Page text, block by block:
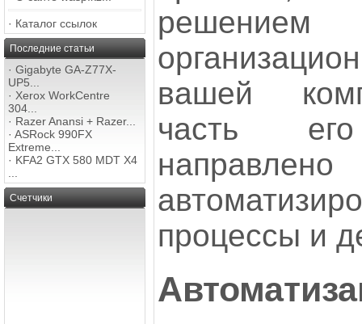
· Каталог ссылок
Последние статьи
· Gigabyte GA-Z77X-
UP5...
· Xerox WorkCentre
304...
· Razer Anansi + Razer...
· ASRock 990FX
Extreme...
· KFA2 GTX 580 MDT X4
Счетчики
вашей
часть
процессы и